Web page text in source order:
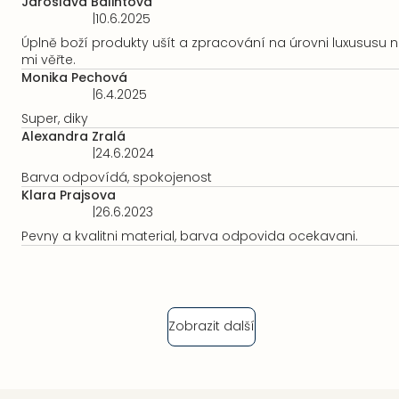
hvězdiček.
z
5
hvězdiček.
produktu
je
5
5
hvězdiček.
10.6.2025
Úplně boží produkty ušít a zpracování na úrovni luxususu
mi věřte.
Monika Pechová
produktu
je
z
5
hvězdiček.
6.4.2025
Super, diky
Alexandra Zralá
produktu
je
z
5
24.6.2024
Barva odpovídá, spokojenost
Klara Prajsova
produktu
26.6.2023
Pevny a kvalitni material, barva odpovida ocekavani.
Zobrazit další